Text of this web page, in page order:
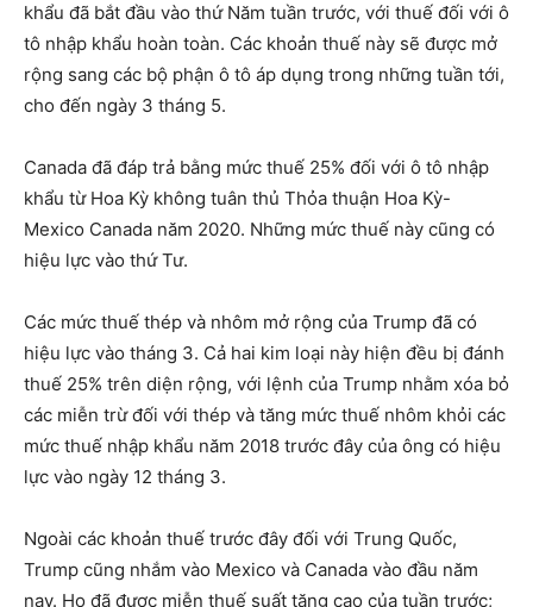
khẩu đã bắt đầu vào thứ Năm tuần trước, với thuế đối với ô
tô nhập khẩu hoàn toàn. Các khoản thuế này sẽ được mở
rộng sang các bộ phận ô tô áp dụng trong những tuần tới,
cho đến ngày 3 tháng 5.
Canada đã đáp trả bằng mức thuế 25% đối với ô tô nhập
khẩu từ Hoa Kỳ không tuân thủ Thỏa thuận Hoa Kỳ-
Mexico Canada năm 2020. Những mức thuế này cũng có
hiệu lực vào thứ Tư.
Các mức thuế thép và nhôm mở rộng của Trump đã có
hiệu lực vào tháng 3. Cả hai kim loại này hiện đều bị đánh
thuế 25% trên diện rộng, với lệnh của Trump nhằm xóa bỏ
các miễn trừ đối với thép và tăng mức thuế nhôm khỏi các
mức thuế nhập khẩu năm 2018 trước đây của ông có hiệu
lực vào ngày 12 tháng 3.
Ngoài các khoản thuế trước đây đối với Trung Quốc,
Trump cũng nhắm vào Mexico và Canada vào đầu năm
nay. Họ đã được miễn thuế suất tăng cao của tuần trước;